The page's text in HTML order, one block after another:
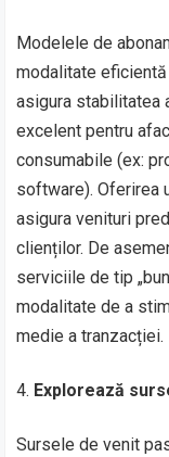
Modelele de
modalitate
asigura stabilitatea
excelent pentru
consumabile (ex:
software). Oferirea
asigura venituri
clienților. De
serviciile de tip
modalitate de a
medie a tranzacției.
Explorează
Sursele de venit